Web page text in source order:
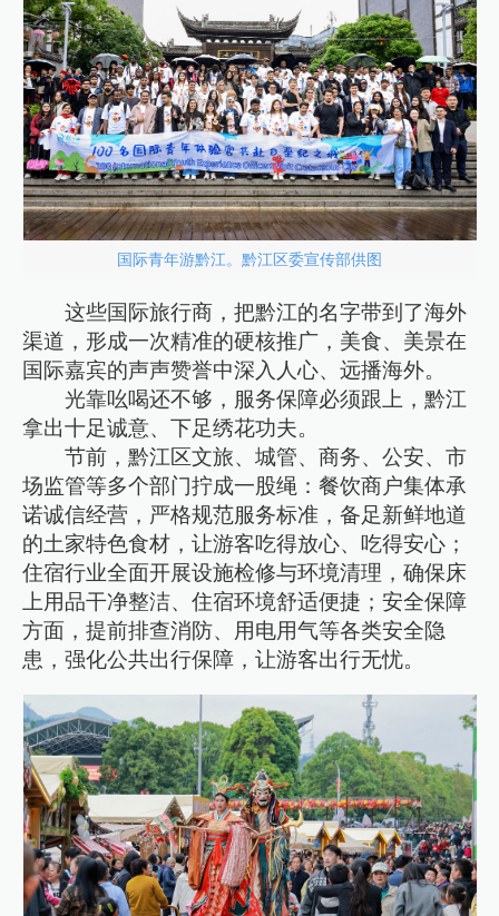
国际青年游黔江。黔江区委宣传部供图
这些国际旅行商，把黔江的名字带到了海外
渠道，形成一次精准的硬核推广，美食、美景在
国际嘉宾的声声赞誉中深入人心、远播海外。
光靠吆喝还不够，服务保障必须跟上，黔江
拿出十足诚意、下足绣花功夫。
节前，黔江区文旅、城管、商务、公安、市
场监管等多个部门拧成一股绳：餐饮商户集体承
诺诚信经营，严格规范服务标准，备足新鲜地道
的土家特色食材，让游客吃得放心、吃得安心；
住宿行业全面开展设施检修与环境清理，确保床
上用品干净整洁、住宿环境舒适便捷；安全保障
方面，提前排查消防、用电用气等各类安全隐
患，强化公共出行保障，让游客出行无忧。